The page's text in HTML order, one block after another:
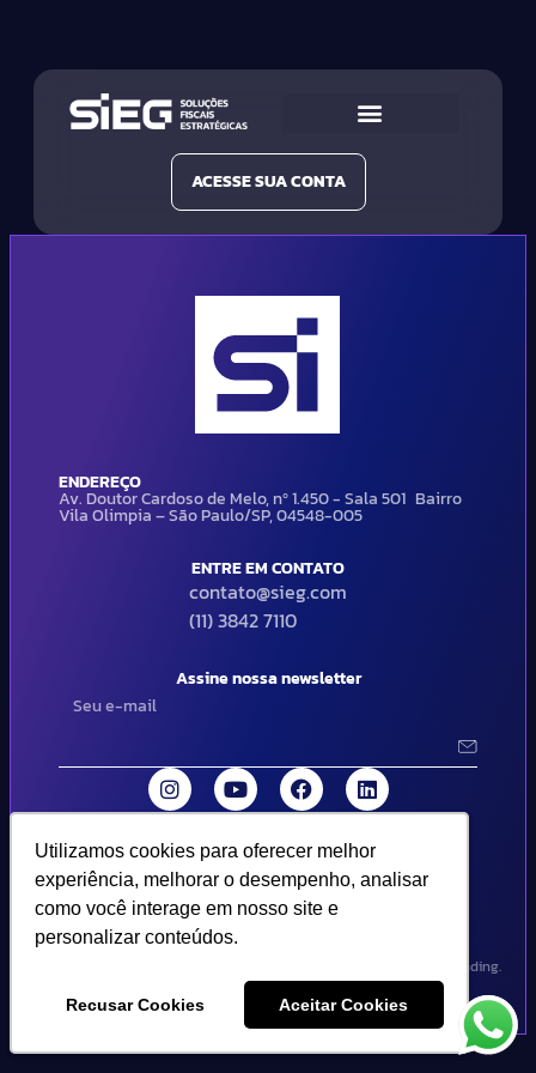
Utilizamos cookies para oferecer melhor
experiência, melhorar o desempenho, analisar
como você interage em nosso site e
personalizar conteúdos.
Recusar Cookies Aceitar Cookies
Utilizamos cookies para oferecer melhor
experiência, melhorar o desempenho, analisar
como você interage em nosso site e
personalizar conteúdos.
Recusar Cookies Aceitar Cookies
ACESSE SUA CONTA
ENDEREÇO
Av. Doutor Cardoso de Melo, nº 1.450 - Sala 501 Bairro
Vila Olimpia – São Paulo/SP, 04548-005
ENTRE EM CONTATO
contato@sieg.com
(11) 3842 7110
Assine nossa newsletter
© 2024 SIEG Soluções Fiscais Estratégicas. Todos os direitos
reservados | Termos de uso e política de privacidade..
Design por Empória Branding.